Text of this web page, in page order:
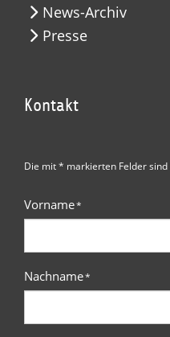
News-Archiv
Presse
Kontakt
Die mit * markierten Felder
Vorname*
Nachname*